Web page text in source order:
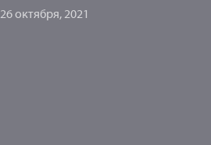
26 октября, 2021